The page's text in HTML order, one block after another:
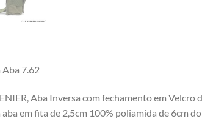
7.62
Aba Inversa com fechamento em Velcro
em fita de 2,5cm 100% poliamida de 6cm